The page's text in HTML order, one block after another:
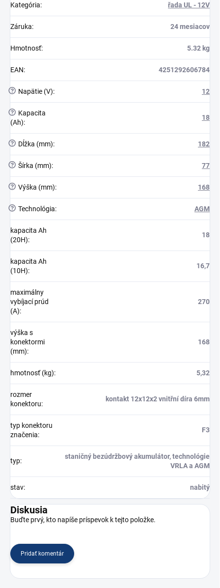
Kategória: řada UL - 12V
Záruka: 24 mesiacov
Hmotnosť: 5.32 kg
EAN: 4251292606784
? Napätie (V): 12
?
Kapacita
(Ah):
18
? Dĺžka (mm): 182
? Šírka (mm): 77
? Výška (mm): 168
? Technológia: AGM
kapacita Ah
(20H):
18
kapacita Ah
(10H):
16,7
maximálny
vybíjací prúd
(A):
270
výška s
konektormi
(mm):
168
hmotnosť (kg): 5,32
rozmer
konektoru:
kontakt 12x12x2 vnitřní díra 6mm
typ konektoru
značenia:
F3
typ:
staničný bezúdržbový akumulátor, technológie
VRLA a AGM
stav: nabitý
Diskusia
Buďte prvý, kto napíše príspevok k tejto položke.
Pridať komentár